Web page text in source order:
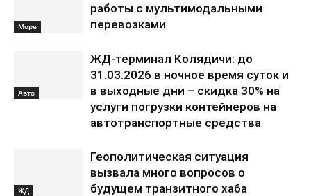
Море
работы с мультимодальными
перевозками
Авто
ЖД-терминал Колядичи: до
31.03.2026 в ночное время суток и
в выходные дни – скидка 30% на
услуги погрузки контейнеров на
автотранспортные средства
ЖД
Геополитическая ситуация
вызвала много вопросов о
будущем транзитного хаба